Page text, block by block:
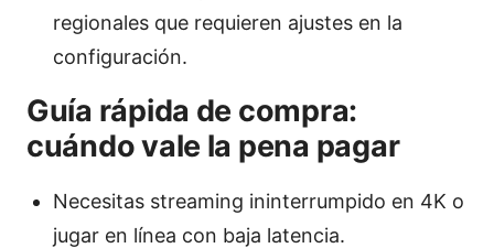
regionales que requieren ajustes en la
configuración.
Guía rápida de compra:
cuándo vale la pena pagar
Necesitas streaming ininterrumpido en 4K o
jugar en línea con baja latencia.